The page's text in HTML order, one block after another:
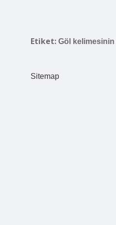
Etiket: Göl
Sitemap